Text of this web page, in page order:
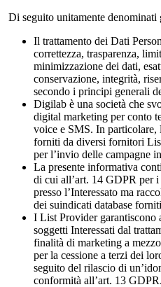
Di seguito unitamente denominati
Il trattamento dei Dati
correttezza, trasparenza,
minimizzazione dei dati,
conservazione, integrità,
secondo i principi generali
Digilab è una società che
digital marketing per conto
voice e SMS. In particolare,
forniti da diversi fornitori
per l’invio delle campagne
La presente informativa
di cui all’art. 14 GDPR per
presso l’Interessato ma
dei suindicati database
I List Provider garantiscono
soggetti Interessati dal
finalità di marketing a
per la cessione a terzi dei
seguito del rilascio di
conformità all’art. 13 GDPR.